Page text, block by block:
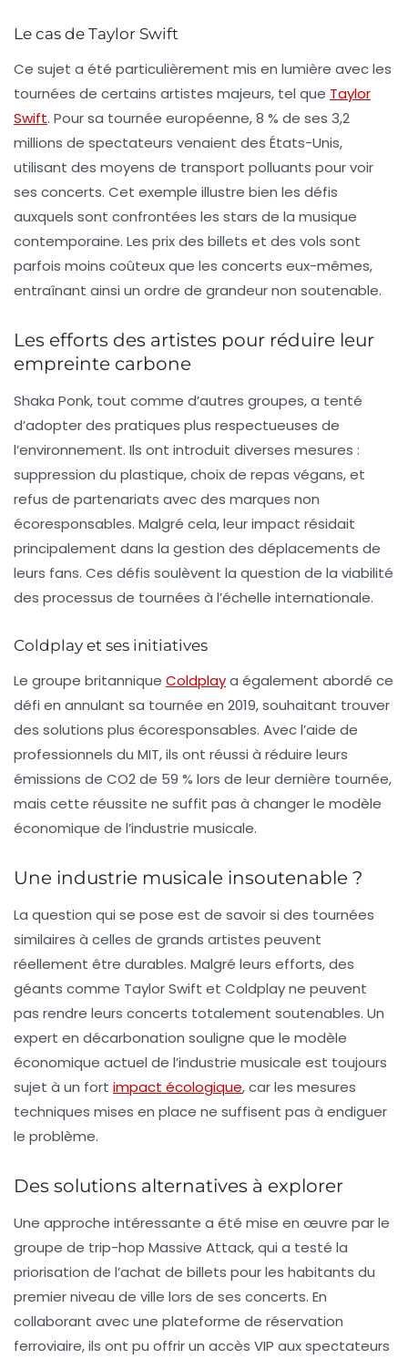
Le cas de Taylor Swift
Ce sujet a été particulièrement mis en lumière avec les
tournées de certains artistes majeurs, tel que Taylor
Swift. Pour sa tournée européenne, 8 % de ses 3,2
millions de spectateurs venaient des États-Unis,
utilisant des moyens de transport polluants pour voir
ses concerts. Cet exemple illustre bien les défis
auxquels sont confrontées les stars de la musique
contemporaine. Les prix des billets et des vols sont
parfois moins coûteux que les concerts eux-mêmes,
entraînant ainsi un ordre de grandeur non soutenable.
Les efforts des artistes pour réduire leur
empreinte carbone
Shaka Ponk, tout comme d’autres groupes, a tenté
d’adopter des pratiques plus respectueuses de
l’environnement. Ils ont introduit diverses mesures :
suppression du plastique, choix de repas végans, et
refus de partenariats avec des marques non
écoresponsables. Malgré cela, leur impact résidait
principalement dans la gestion des déplacements de
leurs fans. Ces défis soulèvent la question de la viabilité
des processus de tournées à l’échelle internationale.
Coldplay et ses initiatives
Le groupe britannique Coldplaya également abordé ce
défi en annulant sa tournée en 2019, souhaitant trouver
des solutions plus écoresponsables. Avec l’aide de
professionnels du MIT, ils ont réussi à réduire leurs
émissions de CO2de 59 % lors de leur dernière tournée,
mais cette réussite ne suffit pas à changer le modèle
économique de l’industrie musicale.
Une industrie musicale insoutenable ?
La question qui se pose est de savoir si des tournées
similaires à celles de grands artistes peuvent
réellement être durables. Malgré leurs efforts, des
géants comme Taylor Swift et Coldplayne peuvent
pas rendre leurs concerts totalement soutenables. Un
expert en décarbonation souligne que le modèle
économique actuel de l’industrie musicale est toujours
sujet à un fort impact écologique, car les mesures
techniques mises en place ne suffisent pas à endiguer
le problème.
Des solutions alternatives à explorer
Une approche intéressante a été mise en œuvre par le
groupe de trip-hop Massive Attack, qui a testé la
priorisation de l’achat de billets pour les habitants du
premier niveau de ville lors de ses concerts. En
collaborant avec une plateforme de réservation
ferroviaire, ils ont pu offrir un accès VIP aux spectateurs